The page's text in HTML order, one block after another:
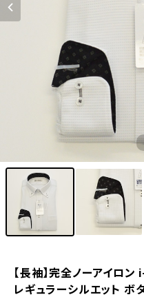
【長袖】完全ノーアイロ
レギュラーシルエット ボ